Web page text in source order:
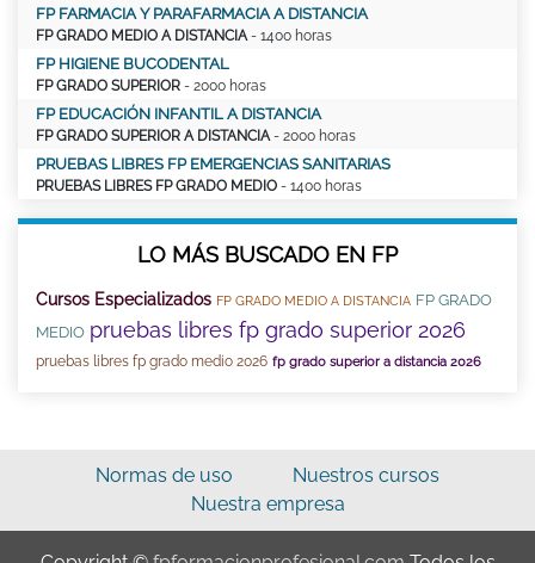
FP FARMACIA Y PARAFARMACIA A DISTANCIA
FP GRADO MEDIO A DISTANCIA - 1400 horas
FP HIGIENE BUCODENTAL
FP GRADO SUPERIOR - 2000 horas
FP EDUCACIÓN INFANTIL A DISTANCIA
FP GRADO SUPERIOR A DISTANCIA - 2000 horas
PRUEBAS LIBRES FP EMERGENCIAS SANITARIAS
PRUEBAS LIBRES FP GRADO MEDIO - 1400 horas
LO MÁS BUSCADO EN FP
Cursos Especializados FP GRADO MEDIO A DISTANCIA FP GRADO
MEDIO pruebas libres fp grado superior 2026
pruebas libres fp grado medio 2026 fp grado superior a distancia 2026
Normas de uso
Nuestros cursos
Nuestra empresa